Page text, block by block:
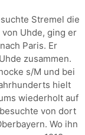
Stremel die
Uhde, ging er
Paris. Er
zusammen.
s/M und bei
hielt
wiederholt auf
von dort
Wo ihn